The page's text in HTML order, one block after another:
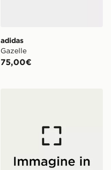
adidas
Gazelle
75,00€